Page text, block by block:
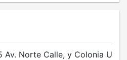
Av. Norte Calle, y Colonia